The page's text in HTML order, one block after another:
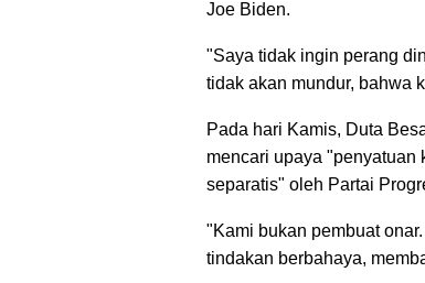
Joe Biden.
"Saya tidak ingin perang
tidak akan mundur, bahwa
Pada hari Kamis, Duta
mencari upaya "penyatuan
separatis" oleh Partai
"Kami bukan pembuat
tindakan berbahaya,